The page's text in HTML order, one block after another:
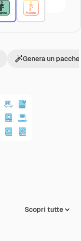
Genera un
Scopri tutte